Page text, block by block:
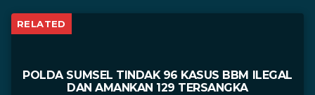
RELATED
POLDA SUMSEL TINDAK 96 KASUS BBM ILEGAL
DAN AMANKAN 129 TERSANGKA